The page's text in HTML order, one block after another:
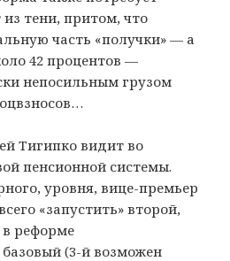
тени, притом, что
часть «получки» — а
42 процентов —
непосильным грузом
Тигипко видит во
пенсионной системы.
уровня, вице-премьер
«запустить» второй,
реформе
(3-й возможен